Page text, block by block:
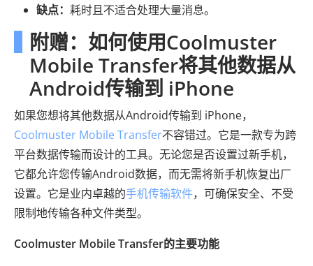
缺点： 耗时且不适合处理大量消息。
附赠：如何使用Coolmuster
Mobile Transfer将其他数据从
Android传输到 iPhone
如果您想将其他数据从Android传输到 iPhone，
Coolmuster Mobile Transfer不容错过。它是一款专为跨
平台数据传输而设计的工具。无论您是否设置过新手机，
它都允许您传输Android数据，而无需将新手机恢复出厂
设置。它是业内卓越的手机传输软件，可确保安全、不受
限制地传输各种文件类型。
Coolmuster Mobile Transfer的主要功能